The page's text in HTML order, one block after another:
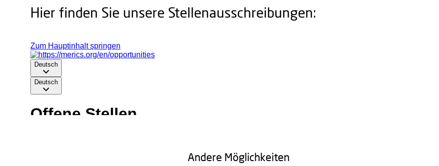
Hier finden Sie unsere Stellenausschreibungen:
Andere Möglichkeiten